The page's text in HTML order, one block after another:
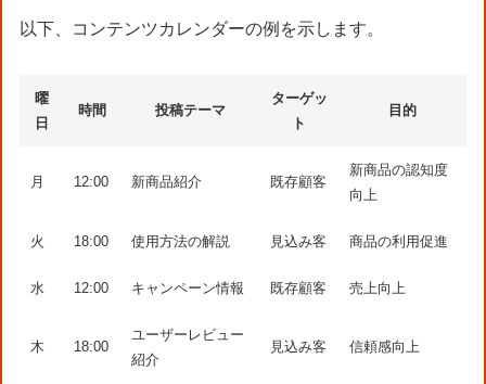
以下、コンテンツカレンダーの例を示します。
曜
日
時間 投稿テーマ
ターゲッ
ト
目的
月 12:00 新商品紹介 既存顧客
新商品の認知度
向上
火 18:00 使用方法の解説 見込み客 商品の利用促進
水 12:00 キャンペーン情報 既存顧客 売上向上
木 18:00
ユーザーレビュー
紹介
見込み客 信頼感向上